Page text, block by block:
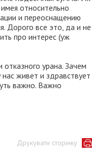
относительно
и переоснащению
Дорого все это, да и не
про интерес (уж
урана. Зачем
живет и здравствует
важно. Важно
Друкувати сторінку